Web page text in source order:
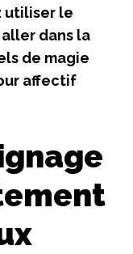
utiliser le
dans la
de magie
affectif